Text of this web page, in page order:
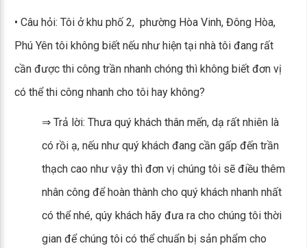
• Câu hỏi: Tôi ở khu phố 2, phường Hòa Vinh, Đông Hòa,
Phú Yên tôi không biết nếu như hiện tại nhà tôi đang rất
cần được thi công trần nhanh chóng thì không biết đơn vị
có thể thi công nhanh cho tôi hay không?
⇒ Trả lời: Thưa quý khách thân mến, dạ rất nhiên là
có rồi ạ, nếu như quý khách đang cần gấp đến trần
thạch cao như vậy thì đơn vị chúng tôi sẽ điều thêm
nhân công để hoàn thành cho quý khách nhanh nhất
có thể nhé, qúy khách hãy đưa ra cho chúng tôi thời
gian để chúng tôi có thể chuẩn bị sản phẩm cho